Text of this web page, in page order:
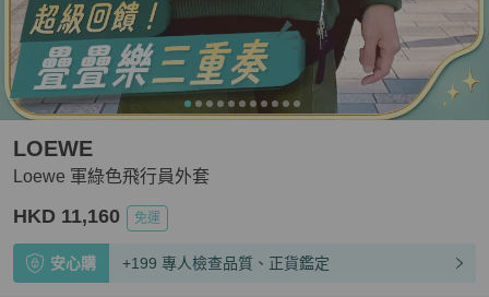
Loewe 軍綠色飛行員外套
LOEWE
HKD 11,160 免運
安心購 +199 專人檢查品質、正貨鑑定